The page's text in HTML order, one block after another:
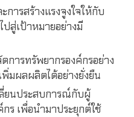
ารสร้างแรงจูงใจให้กับ
สู่เป้าหมายอย่างมี
การทรัพยากรองค์กรอย่าง
มผลผลิตได้อย่างยั่งยืน
ยนประสบการณ์กับผู้
ร เพื่อนำมาประยุกต์ใช้